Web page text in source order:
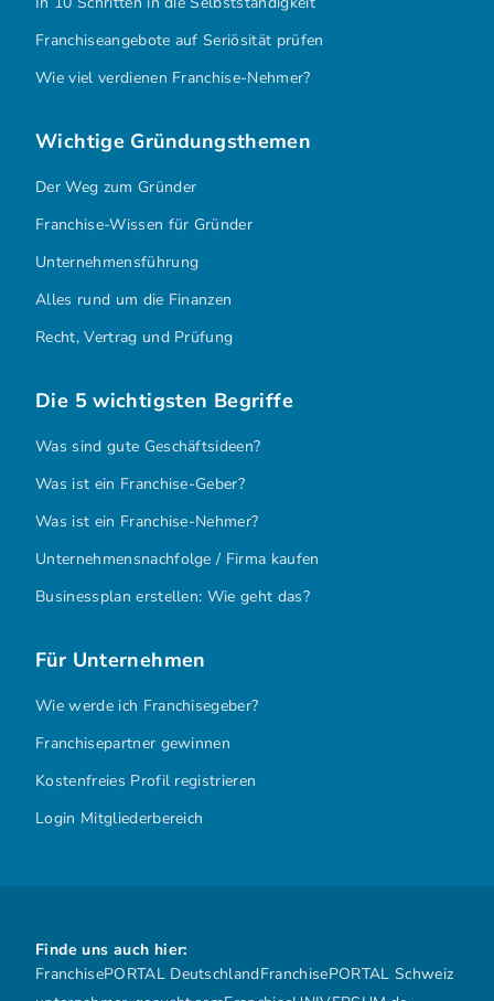
Franchiseangebote auf Seriösität prüfen
Wie viel verdienen Franchise-Nehmer?
Wichtige Gründungsthemen
Der Weg zum Gründer
Franchise-Wissen für Gründer
Unternehmensführung
Alles rund um die Finanzen
Recht, Vertrag und Prüfung
Die 5 wichtigsten Begriffe
Was sind gute Geschäftsideen?
Was ist ein Franchise-Geber?
Was ist ein Franchise-Nehmer?
Unternehmensnachfolge / Firma kaufen
Businessplan erstellen: Wie geht das?
Für Unternehmen
Wie werde ich Franchisegeber?
Franchisepartner gewinnen
Kostenfreies Profil registrieren
Login Mitgliederbereich
Finde uns auch hier:
FranchisePORTAL DeutschlandFranchisePORTAL Schweiz